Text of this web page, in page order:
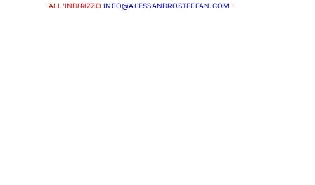
ALL’INDIRIZZOINFO@ALESSANDROSTEFFAN.COM .